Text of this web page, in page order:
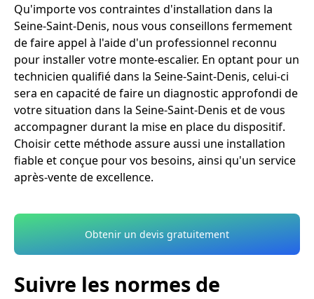
Qu'importe vos contraintes d'installation dans la
Seine-Saint-Denis, nous vous conseillons fermement
de faire appel à l'aide d'un professionnel reconnu
pour installer votre monte-escalier. En optant pour un
technicien qualifié dans la Seine-Saint-Denis, celui-ci
sera en capacité de faire un diagnostic approfondi de
votre situation dans la Seine-Saint-Denis et de vous
accompagner durant la mise en place du dispositif.
Choisir cette méthode assure aussi une installation
fiable et conçue pour vos besoins, ainsi qu'un service
après-vente de excellence.
Obtenir un devis gratuitement
Suivre les normes de